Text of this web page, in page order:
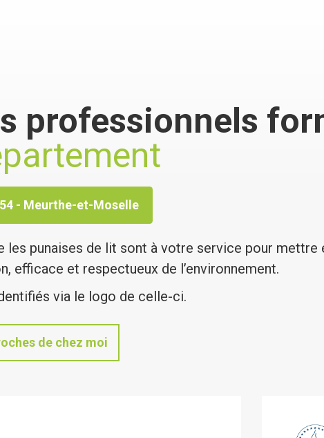
professionnels
54 - Meurthe-et-Moselle
punaises de lit sont à votre service pour mettre
efficace et respectueux de l’environnement.
via le logo de celle-ci.
de chez moi